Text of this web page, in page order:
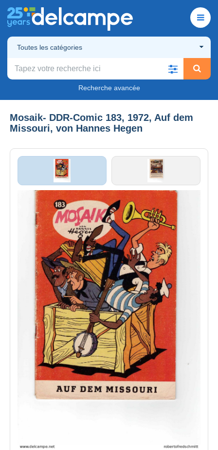
Toutes les catégories
Recherche avancée
Mosaik- DDR-Comic 183, 1972, Auf dem
Missouri, von Hannes Hegen